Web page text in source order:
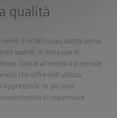
qualità
è infatti una casetta porta
stabile, in linea con le
Grazie all'estetica piacevole
che offre nell'utilizzo
apprezzarla. In più non
di risparmiare